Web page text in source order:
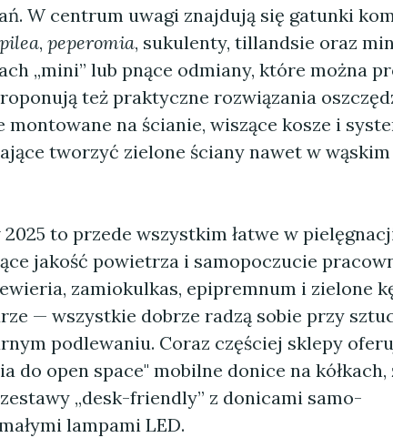
W centrum uwagi znajdują się gatunki
pilea, peperomia, sukulenty, tillandsie oraz
„mini” lub pnące odmiany, które można
też praktyczne rozwiązania
montowane na ścianie, wiszące kosze i
tworzyć zielone ściany nawet w wąskim
to przede wszystkim łatwe w
jakość powietrza i samopoczucie
zamiokulkas, epipremnum i zielone
— wszystkie dobrze radzą sobie przy
podlewaniu. Coraz częściej sklepy
do open space" mobilne donice na kółkach,
„desk-friendly” z donicami samo-
lampami LED.